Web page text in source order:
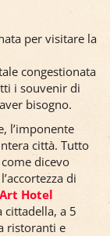
per visitare la
congestionata
i souvenir di
bisogno.
l’imponente
città. Tutto
dicevo
di
Art Hotel
cittadella, a 5
ristoranti e